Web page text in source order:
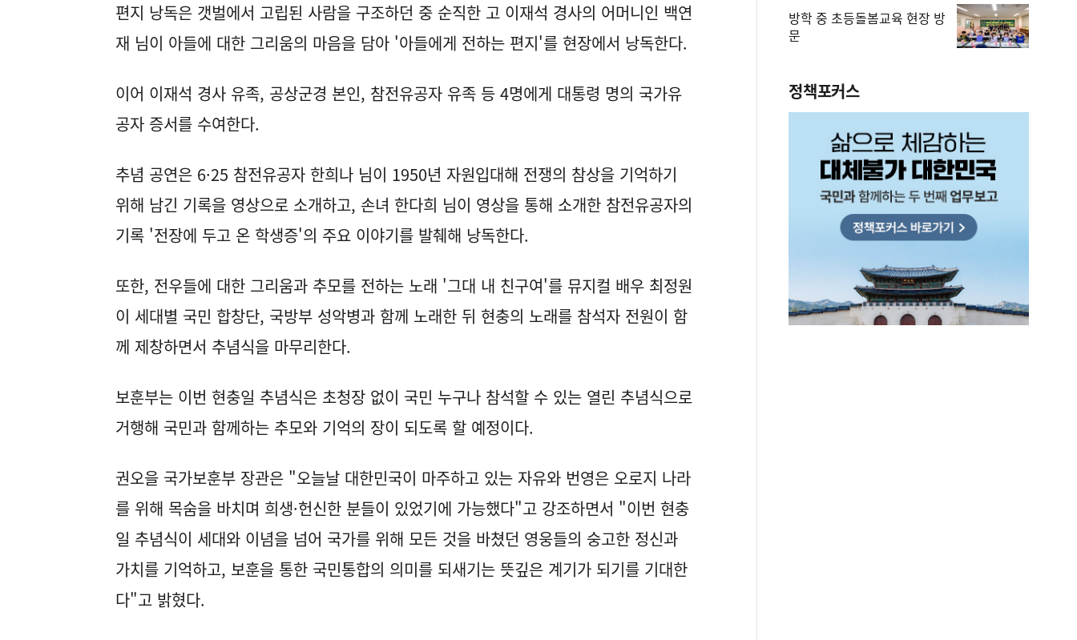
편지 낭독은 갯벌에서 고립된 사람을 구조하던 중 순직한 고 이재석 경사의 어머니인 백연
재 님이 아들에 대한 그리움의 마음을 담아 '아들에게 전하는 편지'를 현장에서 낭독한다.
이어 이재석 경사 유족, 공상군경 본인, 참전유공자 유족 등 4명에게 대통령 명의 국가유
공자 증서를 수여한다.
추념 공연은 6·25 참전유공자 한희나 님이 1950년 자원입대해 전쟁의 참상을 기억하기
위해 남긴 기록을 영상으로 소개하고, 손녀 한다희 님이 영상을 통해 소개한 참전유공자의
기록 '전장에 두고 온 학생증'의 주요 이야기를 발췌해 낭독한다.
또한, 전우들에 대한 그리움과 추모를 전하는 노래 '그대 내 친구여'를 뮤지컬 배우 최정원
이 세대별 국민 합창단, 국방부 성악병과 함께 노래한 뒤 현충의 노래를 참석자 전원이 함
께 제창하면서 추념식을 마무리한다.
보훈부는 이번 현충일 추념식은 초청장 없이 국민 누구나 참석할 수 있는 열린 추념식으로
거행해 국민과 함께하는 추모와 기억의 장이 되도록 할 예정이다.
권오을 국가보훈부 장관은 "오늘날 대한민국이 마주하고 있는 자유와 번영은 오로지 나라
를 위해 목숨을 바치며 희생·헌신한 분들이 있었기에 가능했다"고 강조하면서 "이번 현충
일 추념식이 세대와 이념을 넘어 국가를 위해 모든 것을 바쳤던 영웅들의 숭고한 정신과
가치를 기억하고, 보훈을 통한 국민통합의 의미를 되새기는 뜻깊은 계기가 되기를 기대한
다"고 밝혔다.
방학 중 초등돌봄교육 현장 방
문
정책포커스